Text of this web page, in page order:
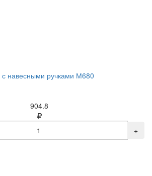
с навесными ручками М680
904.8
+